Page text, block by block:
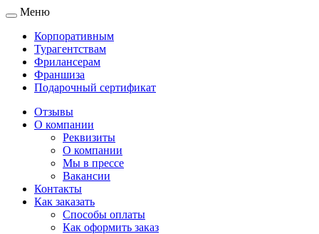
Toggle
navigation
Меню
Корпоративным
Турагентствам
Фрилансерам
Франшиза
Подарочный сертификат
Отзывы
О компании
Реквизиты
О компании
Мы в прессе
Вакансии
Контакты
Как заказать
Способы оплаты
Как оформить заказ